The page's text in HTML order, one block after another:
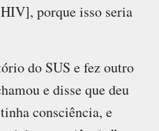
porque isso seria
do SUS e fez outro
e disse que deu
consciência, e